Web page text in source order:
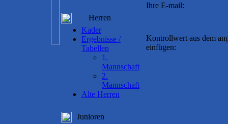
Herren
Kader
Ergebnisse /
Tabellen
1.
Mannschaft
2.
Mannschaft
Alte Herren
Junioren
Ihre E-mail:
Kontrollwert aus dem
einfügen: